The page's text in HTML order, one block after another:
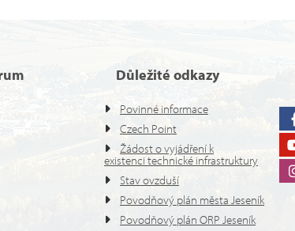
Důležité odkazy
Povinné informace
Czech Point
Žádost o vyjádření k
existenci technické infrastruktury
Stav ovzduší
Povodňový plán města Jeseník
Povodňový plán ORP Jeseník